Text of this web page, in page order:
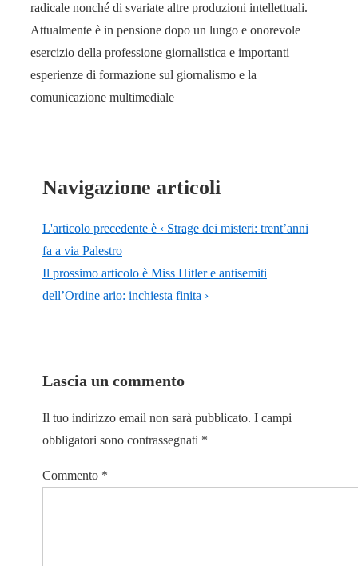
radicale nonché di svariate altre produzioni intellettuali.
Attualmente è in pensione dopo un lungo e onorevole
esercizio della professione giornalistica e importanti
esperienze di formazione sul giornalismo e la
comunicazione multimediale
Navigazione articoli
L'articolo precedente è ‹ Strage dei misteri: trent’anni
fa a via Palestro
Il prossimo articolo è Miss Hitler e antisemiti
dell’Ordine ario: inchiesta finita ›
Lascia un commento
Il tuo indirizzo email non sarà pubblicato. I campi
obbligatori sono contrassegnati *
Commento *